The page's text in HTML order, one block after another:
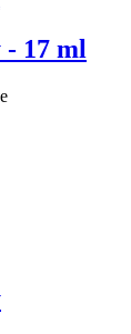
- 17 ml